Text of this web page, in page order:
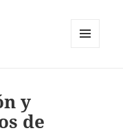
y
de